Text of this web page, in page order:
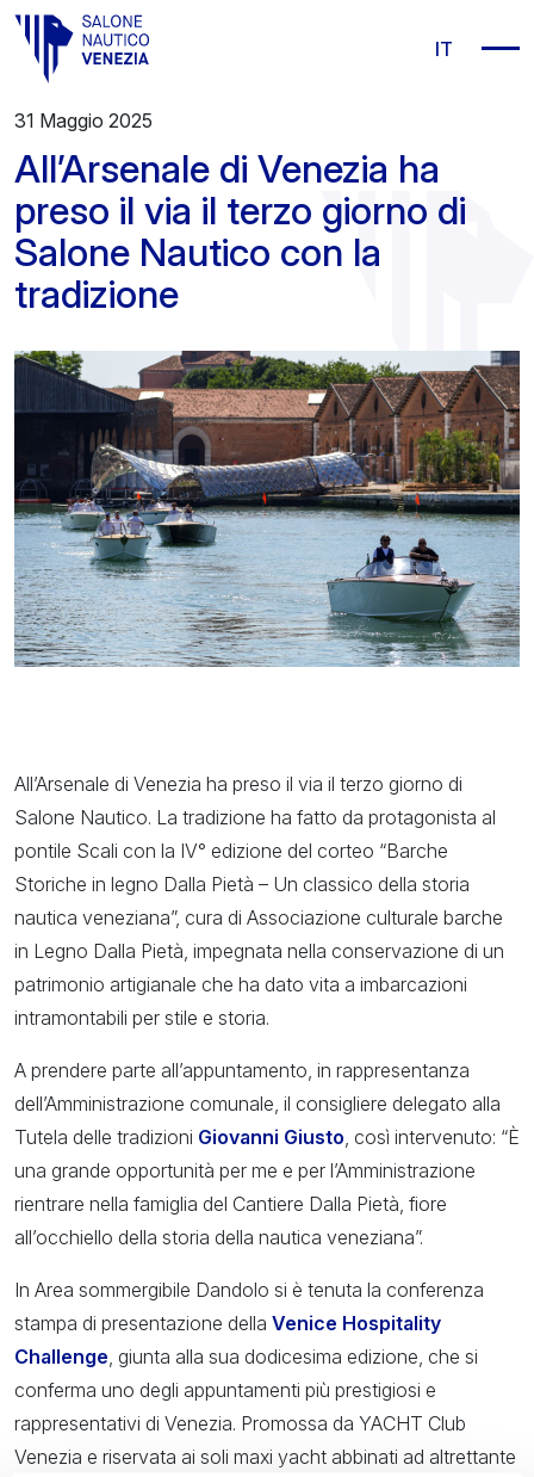
Vai al contenuto principale
IT
31 Maggio 2025
All’Arsenale di Venezia ha
preso il via il terzo giorno di
Salone Nautico con la
tradizione
All’Arsenale di Venezia ha preso il via il terzo giorno di
Salone Nautico. La tradizione ha fatto da protagonista al
pontile Scali con la IV° edizione del corteo “Barche
Storiche in legno Dalla Pietà – Un classico della storia
nautica veneziana”, cura di Associazione culturale barche
in Legno Dalla Pietà, impegnata nella conservazione di un
patrimonio artigianale che ha dato vita a imbarcazioni
intramontabili per stile e storia.
A prendere parte all’appuntamento, in rappresentanza
dell’Amministrazione comunale, il consigliere delegato alla
Tutela delle tradizioni Giovanni Giusto, così intervenuto: “È
una grande opportunità per me e per l’Amministrazione
rientrare nella famiglia del Cantiere Dalla Pietà, fiore
all’occhiello della storia della nautica veneziana”.
In Area sommergibile Dandolo si è tenuta la conferenza
stampa di presentazione della Venice Hospitality
Challenge, giunta alla sua dodicesima edizione, che si
conferma uno degli appuntamenti più prestigiosi e
rappresentativi di Venezia. Promossa da YACHT Club
Venezia e riservata ai soli maxi yacht abbinati ad altrettante